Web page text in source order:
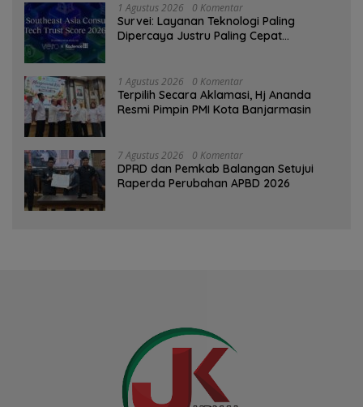
1 Agustus 2026 0 Komentar
Survei: Layanan Teknologi Paling
Dipercaya Justru Paling Cepat
1 Agustus 2026 0 Komentar
‎Terpilih Secara Aklamasi, Hj Ananda
Resmi Pimpin PMI Kota Banjarmasin
7 Agustus 2026 0 Komentar
DPRD dan Pemkab Balangan Setujui
Raperda Perubahan APBD 2026